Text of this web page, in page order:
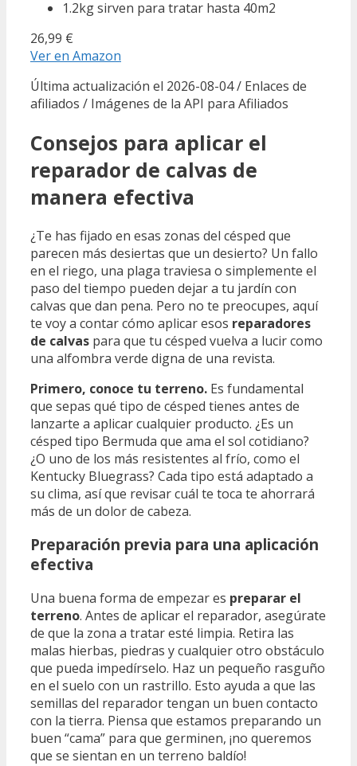
1.2kg sirven para tratar hasta 40m2
26,99 €
Ver en Amazon
Última actualización el 2026-08-04 / Enlaces de
afiliados / Imágenes de la API para Afiliados
Consejos para aplicar el
reparador de calvas de
manera efectiva
¿Te has fijado en esas zonas del césped que
parecen más desiertas que un desierto? Un fallo
en el riego, una plaga traviesa o simplemente el
paso del tiempo pueden dejar a tu jardín con
calvas que dan pena. Pero no te preocupes, aquí
te voy a contar cómo aplicar esos reparadores
de calvas para que tu césped vuelva a lucir como
una alfombra verde digna de una revista.
Primero, conoce tu terreno. Es fundamental
que sepas qué tipo de césped tienes antes de
lanzarte a aplicar cualquier producto. ¿Es un
césped tipo Bermuda que ama el sol cotidiano?
¿O uno de los más resistentes al frío, como el
Kentucky Bluegrass? Cada tipo está adaptado a
su clima, así que revisar cuál te toca te ahorrará
más de un dolor de cabeza.
Preparación previa para una aplicación
efectiva
Una buena forma de empezar es preparar el
terreno. Antes de aplicar el reparador, asegúrate
de que la zona a tratar esté limpia. Retira las
malas hierbas, piedras y cualquier otro obstáculo
que pueda impedírselo. Haz un pequeño rasguño
en el suelo con un rastrillo. Esto ayuda a que las
semillas del reparador tengan un buen contacto
con la tierra. Piensa que estamos preparando un
buen “cama” para que germinen, ¡no queremos
que se sientan en un terreno baldío!